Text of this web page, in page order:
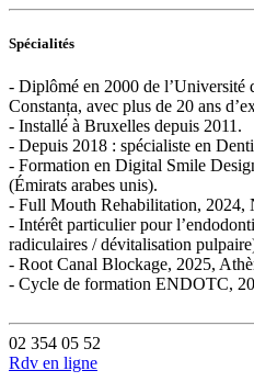
Spécialités
- Diplômé en 2000 de l’Université
Constanța, avec plus de 20 ans
- Installé à Bruxelles depuis 2011.
- Depuis 2018 : spécialiste en
- Formation en Digital Smile
(Émirats arabes unis).
- Full Mouth Rehabilitation, 2024,
- Intérêt particulier pour
radiculaires / dévitalisation
- Root Canal Blockage, 2025,
- Cycle de formation ENDOTC,
02 354 05 52
Rdv en ligne